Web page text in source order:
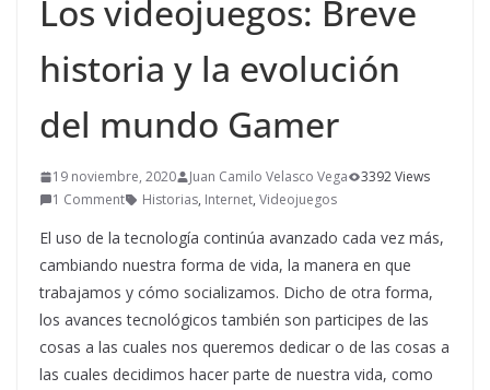
Los videojuegos: Breve
historia y la evolución
del mundo Gamer
19 noviembre, 2020 Juan Camilo Velasco Vega
3392 Views
1 Comment
Historias, Internet, Videojuegos
El uso de la tecnología continúa avanzado cada vez más,
cambiando nuestra forma de vida, la manera en que
trabajamos y cómo socializamos. Dicho de otra forma,
los avances tecnológicos también son participes de las
cosas a las cuales nos queremos dedicar o de las cosas a
las cuales decidimos hacer parte de nuestra vida, como